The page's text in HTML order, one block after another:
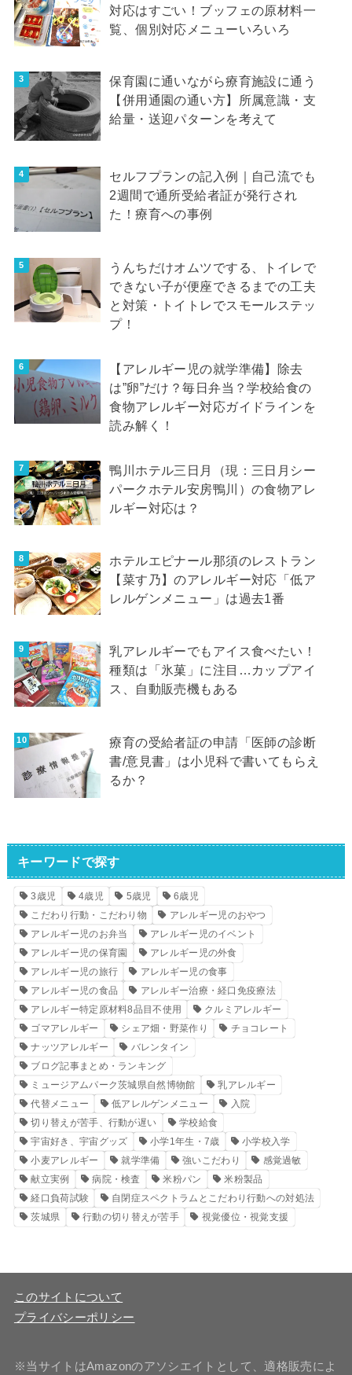
対応はすごい！ブッフェの原材料一
覧、個別対応メニューいろいろ
保育園に通いながら療育施設に通う
【併用通園の通い方】所属意識・支
給量・送迎パターンを考えて
セルフプランの記入例｜自己流でも
2週間で通所受給者証が発行され
た！療育への事例
うんちだけオムツでする、トイレで
できない子が便座できるまでの工夫
と対策・トイトレでスモールステッ
プ！
【アレルギー児の就学準備】除去
は”卵”だけ？毎日弁当？学校給食の
食物アレルギー対応ガイドラインを
読み解く！
鴨川ホテル三日月（現：三日月シー
パークホテル安房鴨川）の食物アレ
ルギー対応は？
ホテルエピナール那須のレストラン
【菜す乃】のアレルギー対応「低ア
レルゲンメニュー」は過去1番
乳アレルギーでもアイス食べたい！
種類は「氷菓」に注目…カップアイ
ス、自動販売機もある
療育の受給者証の申請「医師の診断
書/意見書」は小児科で書いてもらえ
るか？
キーワードで探す
3歳児 4歳児 5歳児
6歳児
こだわり行動・こだわり物
アレルギー児のおやつ
アレルギー児のお弁当
アレルギー児のイベント
アレルギー児の保育園
アレルギー児の外食
アレルギー児の旅行
アレルギー児の食事
アレルギー児の食品
アレルギー治療・経口免疫療法
アレルギー特定原材料8品目不使用
クルミアレルギー
ゴマアレルギー
シェア畑・野菜作り
チョコレート
ナッツアレルギー
バレンタイン
ブログ記事まとめ・ランキング
ミュージアムパーク茨城県自然博物館
乳アレルギー
代替メニュー
低アレルゲンメニュー
入院
切り替えが苦手、行動が遅い
学校給食
宇宙好き、宇宙グッズ
小学1年生・7歳
小学校入学
小麦アレルギー
就学準備 強いこだわり
感覚過敏
献立実例
病院・検査 米粉パン
米粉製品
経口負荷試験
自閉症スペクトラムとこだわり行動への対処法
茨城県
行動の切り替えが苦手 視覚優位・視覚支援
このサイトについて
プライバシーポリシー
※当サイトはAmazonのアソシエイトとして、適格販売によ